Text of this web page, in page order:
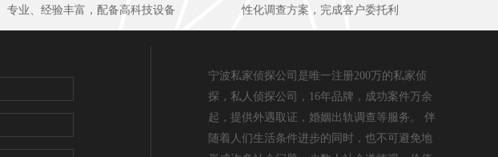
专业、经验丰富，配备高科技设备
性化调查方案，完成客户委托利
宁波私家侦探公司是唯一注册200万的私家侦
探，私人侦探公司，16年品牌，成功案件万余
起，提供外遇取证，婚姻出轨调查等服务。 伴
随着人们生活条件进步的同时，也不可避免地